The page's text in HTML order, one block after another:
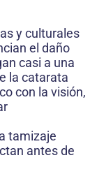
y culturales
el daño
casi a una
la catarata
con la visión,
tamizaje
antes de